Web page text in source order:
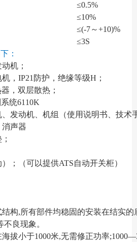
≤0.5%
≤10%
≤(-7～+10)%
≤3S
：
机；
，IP21防护，绝缘等级H；
，双层散热；
统6110K
发动机、机组（使用说明书、技术
声器
；（可以提供ATS自动开关柜）
构,所有部件均稳固的安装在结实的
良现象。
拔小于1000米,无需修正功率